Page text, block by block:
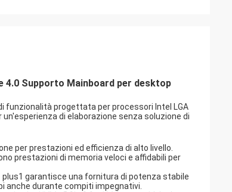
4.0 Supporto Mainboard per desktop
funzionalità progettata per processori Intel LGA
di elaborazione senza soluzione di
per prestazioni ed efficienza di alto livello.
prestazioni di memoria veloci e affidabili per
garantisce una fornitura di potenza stabile
anche durante compiti impegnativi.